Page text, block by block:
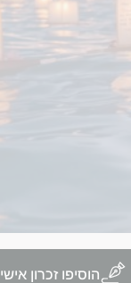
הוסיפו זכרון אישי